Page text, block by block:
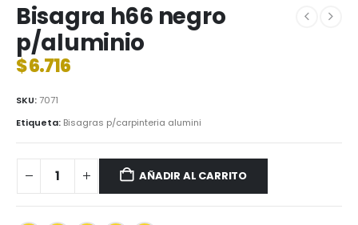
Bisagra h66 negro
p/aluminio
$6.716
SKU:7071
Etiqueta: Bisagras p/carpinteria alumini
AÑADIR AL CARRITO